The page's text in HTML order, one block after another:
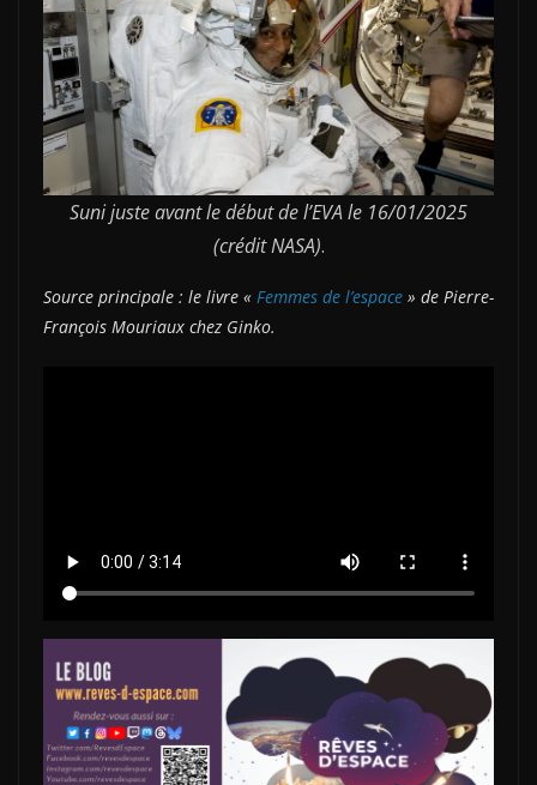
Suni juste avant le début de l’EVA le 16/01/2025
(crédit NASA).
Source principale : le livre « Femmes de l’espace » de Pierre-
François Mouriaux chez Ginko.